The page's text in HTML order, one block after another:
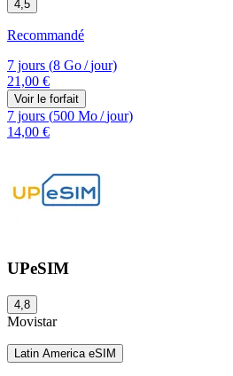
4,5
Recommandé
7 jours (8 Go/jour)
21,00 €
Voir le forfait
7 jours (500 Mo/jour)
14,00 €
UPeSIM
4,8
Movistar
Latin America eSIM